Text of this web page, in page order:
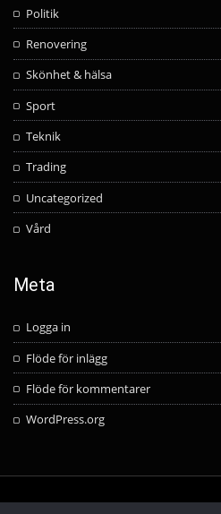
Politik
Renovering
Skönhet & hälsa
Sport
Teknik
Trading
Uncategorized
Vård
Meta
Logga in
Flöde för inlägg
Flöde för kommentarer
WordPress.org
Copyright © 2025 | Powered byWordPress